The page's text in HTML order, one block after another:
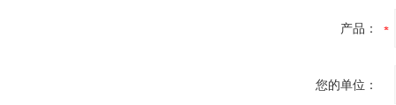
产品：
您的单位：